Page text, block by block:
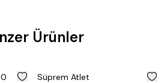
Ürünler
% 50 50
Süprem Atlet